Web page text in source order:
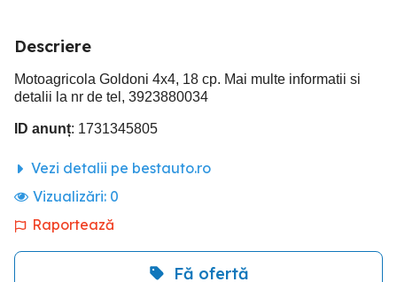
Descriere
Motoagricola Goldoni 4x4, 18 cp. Mai multe informatii si
detalii la nr de tel, 3923880034
ID anunț: 1731345805
Vezi detalii pe bestauto.ro
Vizualizări: 0
Raportează
Fă ofertă